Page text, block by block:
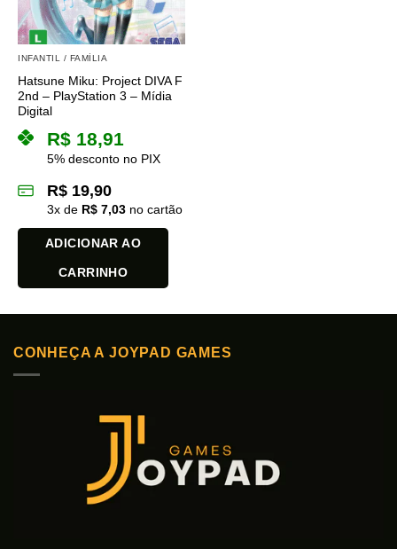
INFANTIL / FAMÍLIA
Hatsune Miku: Project DIVA F
2nd – PlayStation 3 – Mídia
Digital
R$ 18,91
5% desconto no PIX
R$ 19,90
3x de R$ 7,03 no cartão
ADICIONAR AO
CARRINHO
CONHEÇA A JOYPAD GAMES